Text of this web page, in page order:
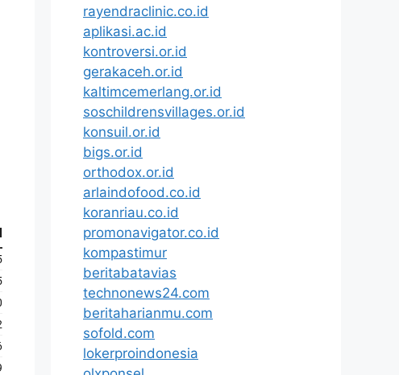
rayendraclinic.co.id
aplikasi.ac.id
kontroversi.or.id
gerakaceh.or.id
kaltimcemerlang.or.id
soschildrensvillages.or.id
konsuil.or.id
bigs.or.id
orthodox.or.id
arlaindofood.co.id
koranriau.co.id
promonavigator.co.id
kompastimur
beritabatavias
technonews24.com
beritaharianmu.com
sofold.com
lokerproindonesia